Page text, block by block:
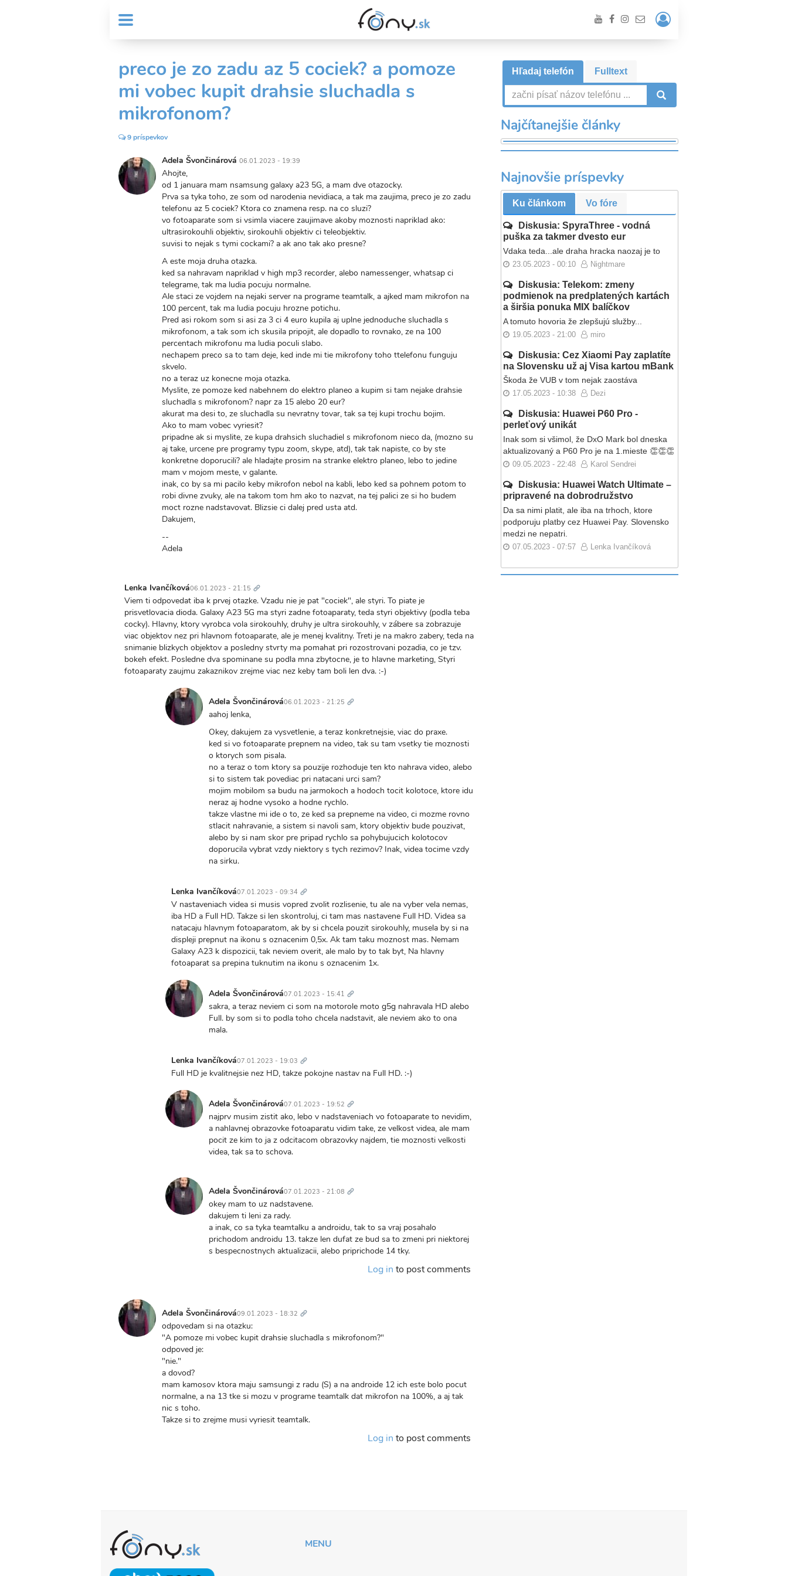
MENU
Header
menu
User
account
Prihlásiť
/
Registrácia
preco je zo zadu az 5 cociek? a pomoze
mi vobec kupit drahsie sluchadla s
mikrofonom?
9 príspevkov
Adela Švončinárová 06.01.2023 - 19:39
Ahojte,
od 1 januara mam nsamsung galaxy a23 5G, a mam dve otazocky.
Prva sa tyka toho, ze som od narodenia nevidiaca, a tak ma zaujima, preco je zo zadu
telefonu az 5 cociek? Ktora co znamena resp. na co sluzi?
vo fotoaparate som si vsimla viacere zaujimave akoby moznosti napriklad ako:
ultrasirokouhli objektiv, sirokouhli objektiv ci teleobjektiv.
suvisi to nejak s tymi cockami? a ak ano tak ako presne?
A este moja druha otazka.
ked sa nahravam napriklad v high mp3 recorder, alebo namessenger, whatsap ci
telegrame, tak ma ludia pocuju normalne.
Ale staci ze vojdem na nejaki server na programe teamtalk, a ajked mam mikrofon na
100 percent, tak ma ludia pocuju hrozne potichu.
Pred asi rokom som si asi za 3 ci 4 euro kupila aj uplne jednoduche sluchadla s
mikrofonom, a tak som ich skusila pripojit, ale dopadlo to rovnako, ze na 100
percentach mikrofonu ma ludia poculi slabo.
nechapem preco sa to tam deje, ked inde mi tie mikrofony toho ttelefonu funguju
skvelo.
no a teraz uz konecne moja otazka.
Myslite, ze pomoze ked nabehnem do elektro planeo a kupim si tam nejake drahsie
sluchadla s mikrofonom? napr za 15 alebo 20 eur?
akurat ma desi to, ze sluchadla su nevratny tovar, tak sa tej kupi trochu bojim.
Ako to mam vobec vyriesit?
pripadne ak si myslite, ze kupa drahsich sluchadiel s mikrofonom nieco da, (mozno su
aj take, urcene pre programy typu zoom, skype, atd), tak tak napiste, co by ste
konkretne doporucili? ale hladajte prosim na stranke elektro planeo, lebo to jedine
mam v mojom meste, v galante.
inak, co by sa mi pacilo keby mikrofon nebol na kabli, lebo ked sa pohnem potom to
robi divne zvuky, ale na takom tom hm ako to nazvat, na tej palici ze si ho budem
moct rozne nadstavovat. Blizsie ci dalej pred usta atd.
Dakujem,
--
Adela
Lenka Ivančíková06.01.2023 - 21:15 odkaz
Viem ti odpovedat iba k prvej otazke. Vzadu nie je pat "cociek", ale styri. To piate je
prisvetlovacia dioda. Galaxy A23 5G ma styri zadne fotoaparaty, teda styri objektivy (podla teba
cocky). Hlavny, ktory vyrobca vola sirokouhly, druhy je ultra sirokouhly, v zábere sa zobrazuje
viac objektov nez pri hlavnom fotoaparate, ale je menej kvalitny. Treti je na makro zabery, teda na
snimanie blizkych objektov a posledny stvrty ma pomahat pri rozostrovani pozadia, co je tzv.
bokeh efekt. Posledne dva spominane su podla mna zbytocne, je to hlavne marketing, Styri
fotoaparaty zaujmu zakaznikov zrejme viac nez keby tam boli len dva. :-)
Adela Švončinárová06.01.2023 - 21:25 odkaz
In
to
Viem
ti
odpovedat
iba
k…
by
Lenka
Ivančíková
aahoj lenka,
Okey, dakujem za vysvetlenie, a teraz konkretnejsie, viac do praxe.
ked si vo fotoaparate prepnem na video, tak su tam vsetky tie moznosti
o ktorych som pisala.
no a teraz o tom ktory sa pouzije rozhoduje ten kto nahrava video, alebo
si to sistem tak povediac pri natacani urci sam?
mojim mobilom sa budu na jarmokoch a hodoch tocit kolotoce, ktore idu
neraz aj hodne vysoko a hodne rychlo.
takze vlastne mi ide o to, ze ked sa prepneme na video, ci mozme rovno
stlacit nahravanie, a sistem si navoli sam, ktory objektiv bude pouzivat,
alebo by si nam skor pre pripad rychlo sa pohybujucich kolotocov
doporucila vybrat vzdy niektory s tych rezimov? Inak, videa tocime vzdy
na sirku.
Lenka Ivančíková07.01.2023 - 09:34 odkaz
In
reply
to
aahoj
lenka,
Okey,
by
Adela
Švončinárová
V nastaveniach videa si musis vopred zvolit rozlisenie, tu ale na vyber vela nemas,
iba HD a Full HD. Takze si len skontroluj, ci tam mas nastavene Full HD. Videa sa
natacaju hlavnym fotoaparatom, ak by si chcela pouzit sirokouhly, musela by si na
displeji prepnut na ikonu s oznacenim 0,5x. Ak tam taku moznost mas. Nemam
Galaxy A23 k dispozicii, tak neviem overit, ale malo by to tak byt, Na hlavny
fotoaparat sa prepina tuknutim na ikonu s oznacenim 1x.
Adela Švončinárová07.01.2023 - 15:41 odkaz
In
reply
to
videa
si…
Lenka
Ivančíková
sakra, a teraz neviem ci som na motorole moto g5g nahravala HD alebo
Full. by som si to podla toho chcela nadstavit, ale neviem ako to ona
mala.
Lenka Ivančíková07.01.2023 - 19:03 odkaz
In
to
sakra,
a
by
Adela
Švončinárová
Full HD je kvalitnejsie nez HD, takze pokojne nastav na Full HD. :-)
Adela Švončinárová07.01.2023 - 19:52 odkaz
In
reply
to
Full
kvalitnejsie
nez…
by
Lenka
Ivančíková
najprv musim zistit ako, lebo v nadstaveniach vo fotoaparate to nevidim,
a nahlavnej obrazovke fotoaparatu vidim take, ze velkost videa, ale mam
pocit ze kim to ja z odcitacom obrazovky najdem, tie moznosti velkosti
videa, tak sa to schova.
Adela Švončinárová07.01.2023 - 21:08 odkaz
In
reply
to
Full
HD
Lenka
Ivančíková
okey mam to uz nadstavene.
dakujem ti leni za rady.
a inak, co sa tyka teamtalku a androidu, tak to sa vraj posahalo
prichodom androidu 13. takze len dufat ze bud sa to zmeni pri niektorej
s bespecnostnych aktualizacii, alebo priprichode 14 tky.
Log in to post comments
Adela Švončinárová09.01.2023 - 18:32 odkaz
odpovedam si na otazku:
"A pomoze mi vobec kupit drahsie sluchadla s mikrofonom?"
odpoved je:
"nie."
a dovod?
mam kamosov ktora maju samsungi z radu (S) a na androide 12 ich este bolo pocut
normalne, a na 13 tke si mozu v programe teamtalk dat mikrofon na 100%, a aj tak
nic s toho.
Takze si to zrejme musi vyriesit teamtalk.
Log in to post comments
Hľadaj telefón Fulltext
Najčítanejšie články
Najnovšie príspevky
Ku článkom Vo fóre
Diskusia: SpyraThree - vodná
puška za takmer dvesto eur
Vdaka teda...ale draha hracka naozaj je to
23.05.2023 - 00:10 Nightmare
Diskusia: Telekom: zmeny
podmienok na predplatených kartách
a širšia ponuka MIX balíčkov
A tomuto hovoria že zlepšujú služby...
19.05.2023 - 21:00 miro
Diskusia: Cez Xiaomi Pay zaplatíte
na Slovensku už aj Visa kartou mBank
Škoda že VUB v tom nejak zaostáva
17.05.2023 - 10:38 Dezi
Diskusia: Huawei P60 Pro -
perleťový unikát
Inak som si všimol, že DxO Mark bol dneska
aktualizovaný a P60 Pro je na 1.mieste 👏👏👏
09.05.2023 - 22:48 Karol Sendrei
Diskusia: Huawei Watch Ultimate –
pripravené na dobrodružstvo
Da sa nimi platit, ale iba na trhoch, ktore
podporuju platby cez Huawei Pay. Slovensko
medzi ne nepatri.
07.05.2023 - 07:57 Lenka Ivančíková
MENU